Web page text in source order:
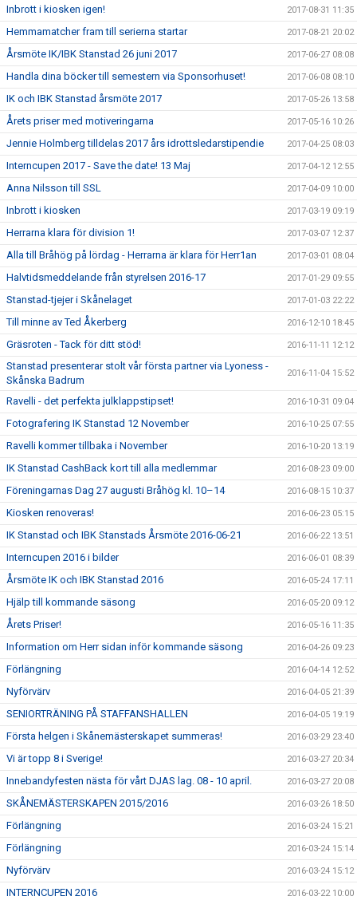
Inbrott i kiosken igen! 2017-08-31 11:35
Hemmamatcher fram till serierna startar 2017-08-21 20:02
Årsmöte IK/IBK Stanstad 26 juni 2017 2017-06-27 08:08
Handla dina böcker till semestern via Sponsorhuset! 2017-06-08 08:10
IK och IBK Stanstad årsmöte 2017 2017-05-26 13:58
Årets priser med motiveringarna 2017-05-16 10:26
Jennie Holmberg tilldelas 2017 års idrottsledarstipendie 2017-04-25 08:03
Interncupen 2017 - Save the date! 13 Maj 2017-04-12 12:55
Anna Nilsson till SSL 2017-04-09 10:00
Inbrott i kiosken 2017-03-19 09:19
Herrarna klara för division 1! 2017-03-07 12:37
Alla till Bråhög på lördag - Herrarna är klara för Herr1an 2017-03-01 08:04
Halvtidsmeddelande från styrelsen 2016-17 2017-01-29 09:55
Stanstad-tjejer i Skånelaget 2017-01-03 22:22
Till minne av Ted Åkerberg 2016-12-10 18:45
Gräsroten - Tack för ditt stöd! 2016-11-11 12:12
Stanstad presenterar stolt vår första partner via Lyoness -
Skånska Badrum
2016-11-04 15:52
Ravelli - det perfekta julklappstipset! 2016-10-31 09:04
Fotografering IK Stanstad 12 November 2016-10-25 07:55
Ravelli kommer tillbaka i November 2016-10-20 13:19
IK Stanstad CashBack kort till alla medlemmar 2016-08-23 09:00
Föreningarnas Dag 27 augusti Bråhög kl. 10–14 2016-08-15 10:37
Kiosken renoveras! 2016-06-23 05:15
IK Stanstad och IBK Stanstads Årsmöte 2016-06-21 2016-06-22 13:51
Interncupen 2016 i bilder 2016-06-01 08:39
Årsmöte IK och IBK Stanstad 2016 2016-05-24 17:11
Hjälp till kommande säsong 2016-05-20 09:12
Årets Priser! 2016-05-16 11:35
Information om Herr sidan inför kommande säsong 2016-04-26 09:23
Förlängning 2016-04-14 12:52
Nyförvärv 2016-04-05 21:39
SENIORTRÄNING PÅ STAFFANSHALLEN 2016-04-05 19:19
Första helgen i Skånemästerskapet summeras! 2016-03-29 23:40
Vi är topp 8 i Sverige! 2016-03-27 20:34
Innebandyfesten nästa för vårt DJAS lag. 08 - 10 april. 2016-03-27 20:08
SKÅNEMÄSTERSKAPEN 2015/2016 2016-03-26 18:50
Förlängning 2016-03-24 15:21
Förlängning 2016-03-24 15:14
Nyförvärv 2016-03-24 15:12
INTERNCUPEN 2016 2016-03-22 10:00